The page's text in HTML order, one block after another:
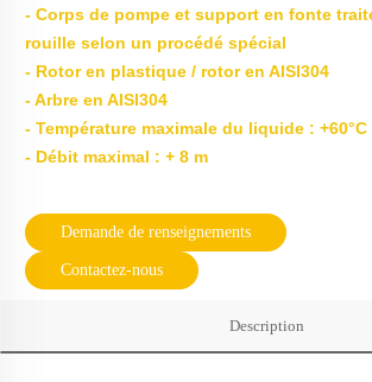
- Corps de pompe et support en fonte
rouille selon un procédé spécial
- Rotor en plastique / rotor en AISI304
- Arbre en AISI304
- Température maximale du liquide : +60°C
- Débit maximal : + 8 m
Demande de renseignements
Contactez-nous
Description